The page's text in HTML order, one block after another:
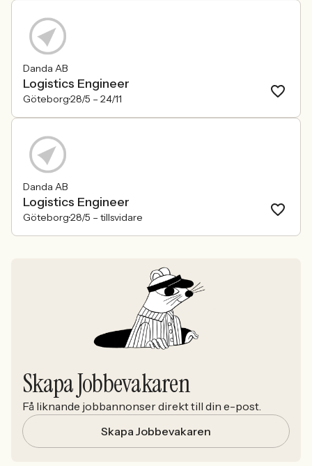
Danda AB
Logistics Engineer
Göteborg28/5 – 24/11
Danda AB
Logistics Engineer
Göteborg28/5 – tillsvidare
Skapa Jobbevakaren
Få liknande jobbannonser direkt till din e-post.
Skapa Jobbevakaren